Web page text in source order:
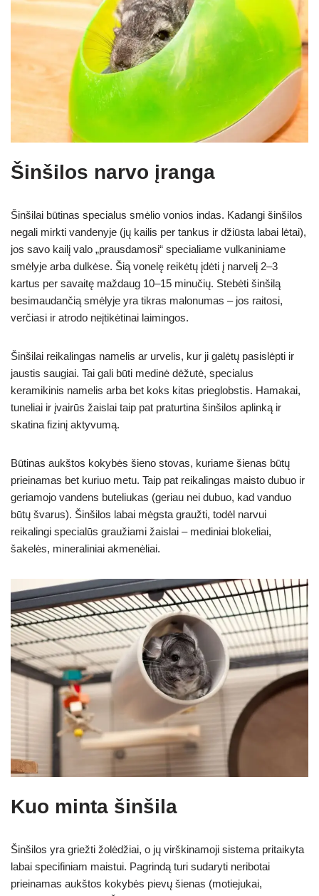
Šinšilos narvo įranga
Šinšilai būtinas specialus smėlio vonios indas. Kadangi šinšilos
negali mirkti vandenyje (jų kailis per tankus ir džiūsta labai lėtai),
jos savo kailį valo „prausdamosi“ specialiame vulkaniniame
smėlyje arba dulkėse. Šią vonelę reikėtų įdėti į narvelį 2–3
kartus per savaitę maždaug 10–15 minučių. Stebėti šinšilą
besimaudančią smėlyje yra tikras malonumas – jos raitosi,
verčiasi ir atrodo neįtikėtinai laimingos.
Šinšilai reikalingas namelis ar urvelis, kur ji galėtų pasislėpti ir
jaustis saugiai. Tai gali būti medinė dėžutė, specialus
keramikinis namelis arba bet koks kitas prieglobstis. Hamakai,
tuneliai ir įvairūs žaislai taip pat praturtina šinšilos aplinką ir
skatina fizinį aktyvumą.
Būtinas aukštos kokybės šieno stovas, kuriame šienas būtų
prieinamas bet kuriuo metu. Taip pat reikalingas maisto dubuo ir
geriamojo vandens buteliukas (geriau nei dubuo, kad vanduo
būtų švarus). Šinšilos labai mėgsta graužti, todėl narvui
reikalingi specialūs graužiami žaislai – mediniai blokeliai,
šakelės, mineraliniai akmenėliai.
Kuo minta šinšila
Šinšilos yra griežti žolėdžiai, o jų virškinamoji sistema pritaikyta
labai specifiniam maistui. Pagrindą turi sudaryti neribotai
prieinamas aukštos kokybės pievų šienas (motiejukai,